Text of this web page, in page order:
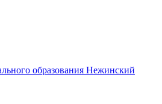
образования Нежинский